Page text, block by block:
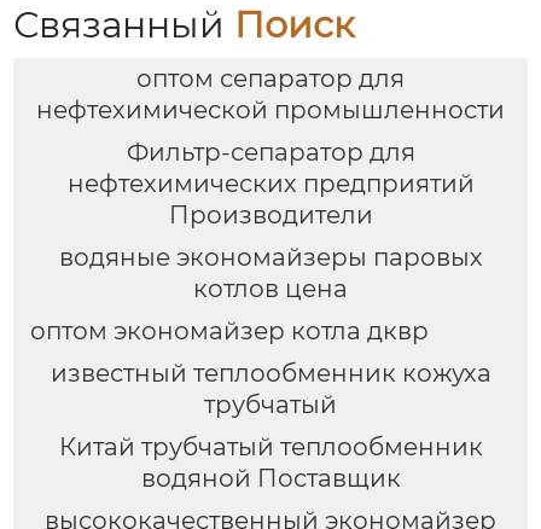
Связанный Поиск
оптом сепаратор для
нефтехимической промышленности
Фильтр-сепаратор для
нефтехимических предприятий
Производители
водяные экономайзеры паровых
котлов цена
оптом экономайзер котла дквр
известный теплообменник кожуха
трубчатый
Китай трубчатый теплообменник
водяной Поставщик
высококачественный экономайзер